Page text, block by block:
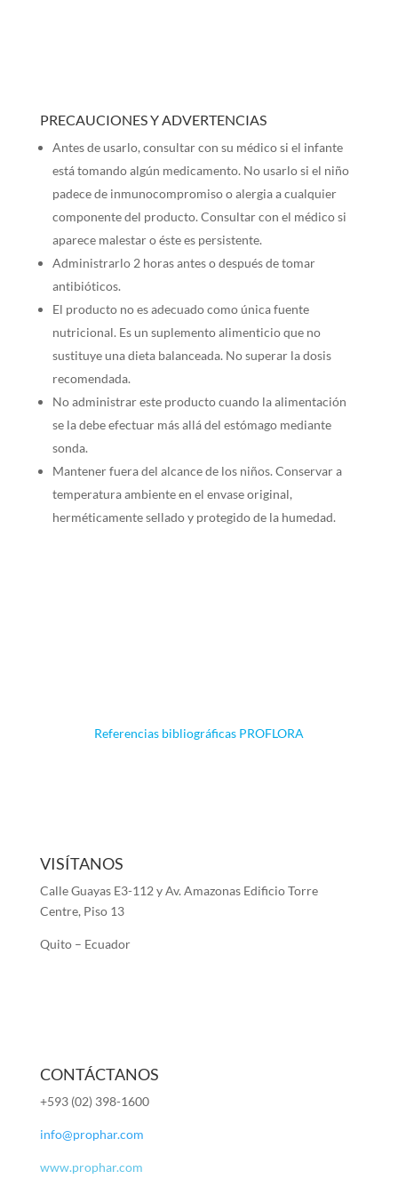
PRECAUCIONES Y ADVERTENCIAS
Antes de usarlo, consultar con su médico si el infante
está tomando algún medicamento. No usarlo si el niño
padece de inmunocompromiso o alergia a cualquier
componente del producto. Consultar con el médico si
aparece malestar o éste es persistente.
Administrarlo 2 horas antes o después de tomar
antibióticos.
El producto no es adecuado como única fuente
nutricional. Es un suplemento alimenticio que no
sustituye una dieta balanceada. No superar la dosis
recomendada.
No administrar este producto cuando la alimentación
se la debe efectuar más allá del estómago mediante
sonda.
Mantener fuera del alcance de los niños. Conservar a
temperatura ambiente en el envase original,
herméticamente sellado y protegido de la humedad.
Referencias bibliográficas PROFLORA
VISÍTANOS
Calle Guayas E3-112 y Av. Amazonas Edificio Torre
Centre, Piso 13
Quito – Ecuador
CONTÁCTANOS
+593 (02) 398-1600
info@prophar.com
www.prophar.com